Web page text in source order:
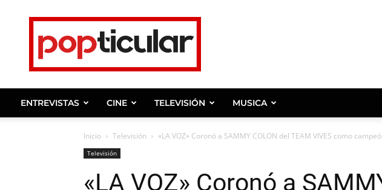
Noticias
de
y
celebridades.
ENTREVISTAS CINE TELEVISIÓN MUSICA
Inicio Televisión «LA VOZ» Coronó a SAMMY COLON del TEAM VIVES como
Televisión
«LA VOZ» Coronó a